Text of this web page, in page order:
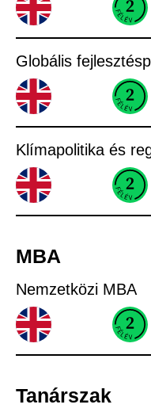
Globális
Klímapolitika és
MBA
Nemzetközi MBA
Tanárszak